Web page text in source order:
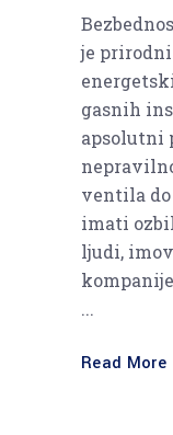
je
gasnih
apsolutni
ventila do
imati
ljudi,
Read More